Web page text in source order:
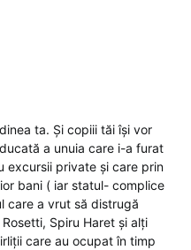
ta. Și copiii tăi își vor
a unuia care i-a furat
excursii private și care prin
bani ( iar statul- complice
care a vrut să distrugă
Spiru Haret și alți
care au ocupat în timp